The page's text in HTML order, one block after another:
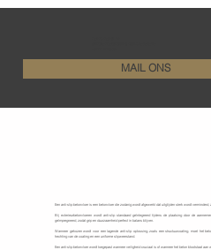
MAIL ONS
Een anti-slip betonvloer is een betonvloer die zodanig wordt afgewerkt dat uitglijden sterk wordt
Bij exterieurbetonvloeren wordt anti-slip standaard geïntegreerd tijdens de plaatsing door de
geïmpregneerd, zodat grip en duurzaamheid perfect in balans blijven.
Wanneer gekozen wordt voor een lagende anti-slip oplossing, zoals een structuurcoating, moet het
hechting van de coating en een uniforme slipweerstand.
Een anti-slip betonvloer wordt toegepast wanneer veiligheid cruciaal is of wanneer het beton blootstaat aan